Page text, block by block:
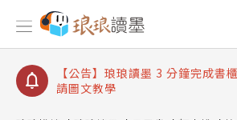
【公告】琅琅讀墨數位閱讀資產
【公告】琅琅讀墨書櫃開通常見
【公告】琅琅讀墨 3 分鐘完成書
請圖文教學